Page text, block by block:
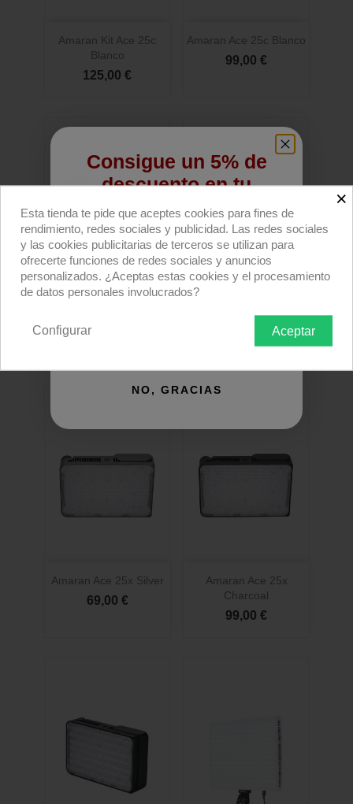
Amaran Kit Ace 25c
Blanco
125,00 €
Amaran Ace 25c Blanco
99,00 €
69,00 €
Amaran Ace 25x Silver
69,00 €
Amaran Ace 25x
Charcoal
99,00 €
×
Esta tienda te pide que aceptes cookies para fines de
rendimiento, redes sociales y publicidad. Las redes sociales
y las cookies publicitarias de terceros se utilizan para
ofrecerte funciones de redes sociales y anuncios
personalizados. ¿Aceptas estas cookies y el procesamiento
de datos personales involucrados?
Aceptar
Configurar
Consigue un 5% de
descuento en tu
primera compra
Regístrate para recibir el descuento.
Email
NO, GRACIAS